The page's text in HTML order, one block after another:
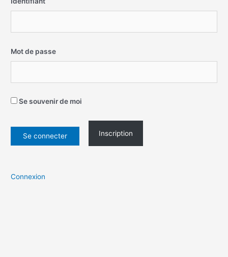
Mot de passe
Se souvenir de moi
Inscription
Connexion